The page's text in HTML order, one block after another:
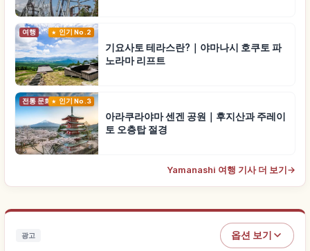
여행 인기 No.2
기요사토 테라스란?｜야마나시 호쿠토 파
노라마 리프트
전통 문화 인기 No.3
아라쿠라야마 센겐 공원｜후지산과 주레이
토 오층탑 절경
Yamanashi 여행 기사 더 보기 →
광고 옵션 보기